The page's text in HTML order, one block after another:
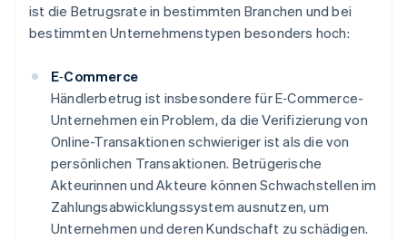
ist die Betrugsrate in bestimmten Branchen und bei
bestimmten Unternehmenstypen besonders hoch:
E‑Commerce
Händlerbetrug ist insbesondere für E‑Commerce-
Unternehmen ein Problem, da die Verifizierung von
Online-Transaktionen schwieriger ist als die von
persönlichen Transaktionen. Betrügerische
Akteurinnen und Akteure können Schwachstellen im
Zahlungsabwicklungssystem ausnutzen, um
Unternehmen und deren Kundschaft zu schädigen.